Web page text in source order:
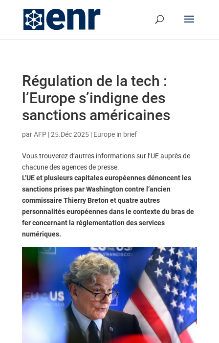
Régulation de la tech :
l’Europe s’indigne des
sanctions américaines
parAFP|25.Déc 2025| Europe in brief
Vous trouverez d’autres informations sur l’UE auprès de
chacune des agences de presse.
L’UE et plusieurs capitales européennes dénoncent les
sanctions prises par Washington contre l’ancien
commissaire Thierry Breton et quatre autres
personnalités européennes dans le contexte du bras de
fer concernant la réglementation des services
numériques.